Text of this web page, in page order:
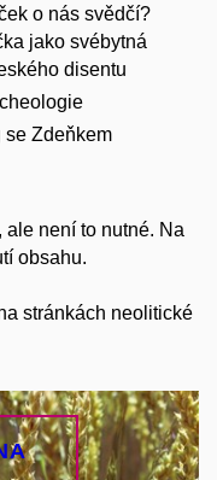
o nás svědčí?
jako svébytná
disentu
se Zdeňkem
ale není to nutné. Na
obsahu.
stránkách neolitické